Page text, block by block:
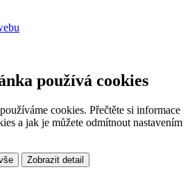
používá cookies
cookies. Přečtěte si informace
a jak je můžete odmítnout nastavením
Zobrazit detail